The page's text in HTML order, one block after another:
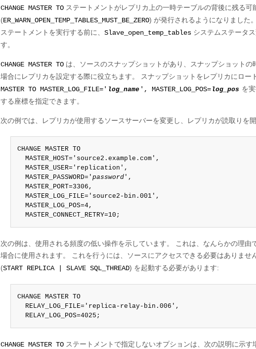
CHANGE MASTER TO ステートメントがレプリカ上の一時テーブルの背後に残る
(ER_WARN_OPEN_TEMP_TABLES_MUST_BE_ZERO) が発行されるようになりました
ステートメントを実行する前に、 Slave_open_temp_tables システムステータ
す。
CHANGE MASTER TO は、ソースのスナップショットがあり、スナップショット
場合にレプリカを設定する際に役立ちます。 スナップショットをレプリカにロー
MASTER TO MASTER_LOG_FILE=' log_name ', MASTER_LOG_POS= log_pos を
する座標を指定できます。
次の例では、レプリカが使用するソースサーバーを変更し、レプリカが読取りを
CHANGE MASTER TO
  MASTER_HOST='source2.example.com',
  MASTER_USER='replication',
  MASTER_PASSWORD='
password',
  MASTER_PORT=3306,
  MASTER_LOG_FILE='source2-bin.001',
  MASTER_LOG_POS=4,
  MASTER_CONNECT_RETRY=10;
次の例は、使用される頻度の低い操作を示しています。 これは、なんらかの理
場合に使用されます。 これを行うには、ソースにアクセスできる必要はありませ
(START REPLICA | SLAVE SQL_THREAD) を起動する必要があります:
CHANGE MASTER TO
  RELAY_LOG_FILE='replica-relay-bin.006',
  RELAY_LOG_POS=4025;
CHANGE MASTER TO ステートメントで指定しないオプションは、次の説明に示